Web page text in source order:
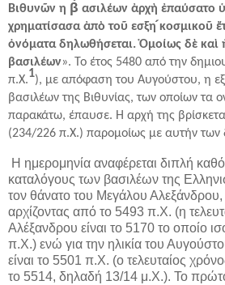
Βιθυνῶν η β́ ασιλέων ἀρχὴ ἐπαύσατο
χρηματίσασα ἀπὸ τοῦ εσξη ́κοσμικοῦ
ὀνόματα δηλωθήσεται. Ὁμοίως δὲ καὶ
βασιλέων». Το έτος 5480 από την
π.Χ.1), με απόφαση του Αυγούστου, η
βασιλέων της Βιθυνίας, των οποίων τα
παρακάτω, έπαυσε. Η αρχή της
(234/226 π.Χ.) παρομοίως με αυτήν των
Η ημερομηνία αναφέρεται διπλή
καταλόγους των βασιλέων της
τον θάνατο του Μεγάλου Αλεξάνδρου,
αρχίζοντας από το 5493 π.Χ. (η
Αλέξανδρου είναι το 5170 το οποίο
π.Χ.) ενώ για την ηλικία του
είναι το 5501 π.Χ. (ο τελευταίος
το 5514, δηλαδή 13/14 μ.Χ.). Το